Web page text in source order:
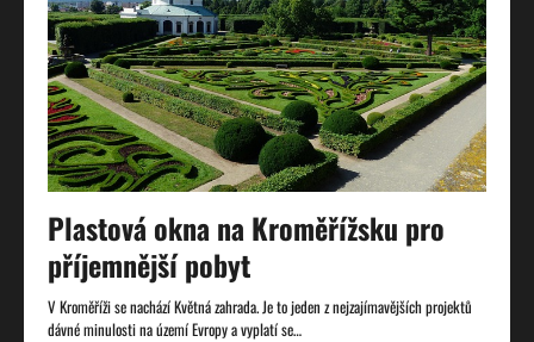
Plastová okna na Kroměřížsku pro
příjemnější pobyt
V Kroměříži se nachází Květná zahrada. Je to jeden z nejzajímavějších projektů
dávné minulosti na území Evropy a vyplatí se…